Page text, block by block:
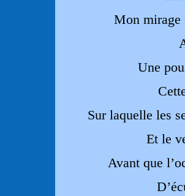
Mon mirage
Une
Sur laquelle les
Et le
Avant que